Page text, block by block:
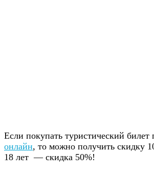
Если покупать туристический
онлайн, то можно получить скидку
18 лет — скидка 50%!